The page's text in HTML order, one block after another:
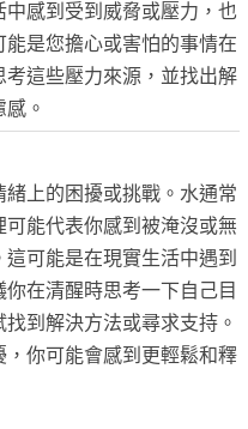
感到受到威脅或壓力，也
是您擔心或害怕的事情在
這些壓力來源，並找出解
。
上的困擾或挑戰。水通常
能代表你感到被淹沒或無
可能是在現實生活中遇到
在清醒時思考一下自己目
到解決方法或尋求支持。
你可能會感到更輕鬆和釋